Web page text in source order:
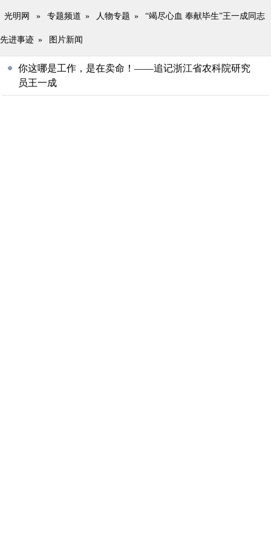
光明网 » 专题频道 » 人物专题 » “竭尽心血 奉献毕生”王一成同志
先进事迹 » 图片新闻
你这哪是工作，是在卖命！——追记浙江省农科院研究
员王一成